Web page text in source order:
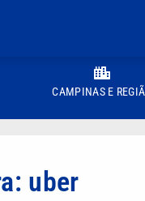
CAMPINAS E
uber